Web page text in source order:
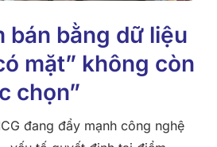
bán bằng dữ liệu
mặt” không còn
chọn”
đang đẩy mạnh công nghệ